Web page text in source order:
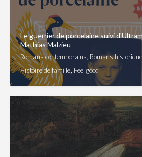
Le guerrier de porcelaine suivi
Mathias Malzieu
Romans contemporains, Romans
Histoire de famille, Feel good